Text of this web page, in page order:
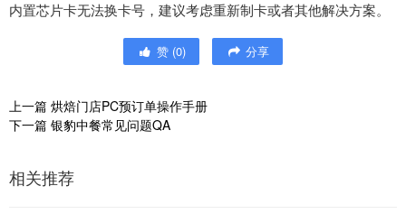
内置芯片卡无法换卡号，建议考虑重新制卡或者其他解决方案。
赞 (0) 分享
上一篇 烘焙门店PC预订单操作手册
下一篇 银豹中餐常见问题QA
相关推荐